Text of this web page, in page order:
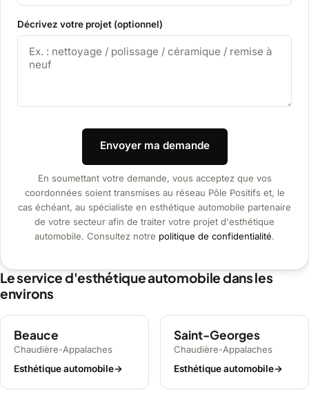
Décrivez votre projet (optionnel)
Envoyer ma demande
En soumettant votre demande, vous acceptez que vos
coordonnées soient transmises au réseau Pôle Positifs et, le
cas échéant, au spécialiste en esthétique automobile partenaire
de votre secteur afin de traiter votre projet d'esthétique
automobile. Consultez notre politique de confidentialité.
Le service d'esthétique automobile dans les
environs
Beauce
Chaudière-Appalaches
Esthétique automobile→
Saint-Georges
Chaudière-Appalaches
Esthétique automobile→